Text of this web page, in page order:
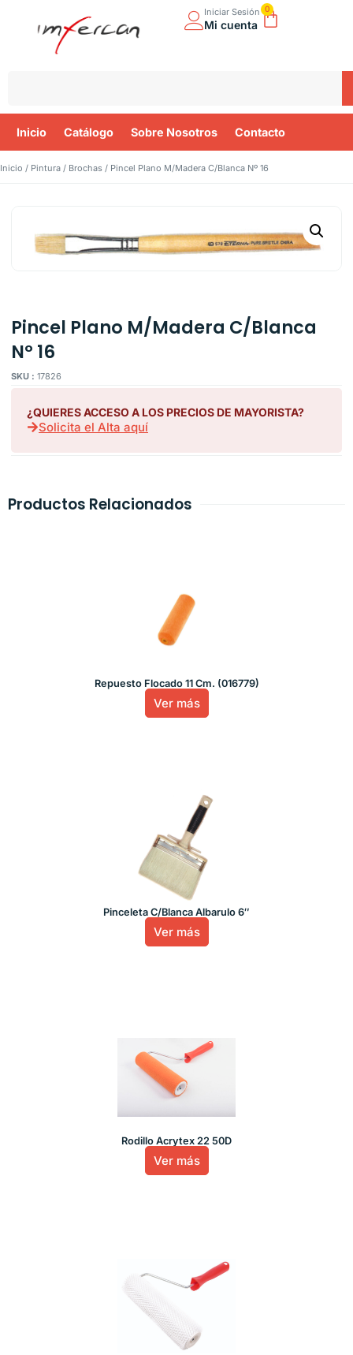
Iniciar Sesión
Mi cuenta
0
Inicio Catálogo Sobre Nosotros Contacto
Inicio / Pintura / Brochas / Pincel Plano M/Madera C/Blanca Nº 16
Pincel Plano M/Madera C/Blanca
Nº 16
SKU : 17826
¿QUIERES ACCESO A LOS PRECIOS DE MAYORISTA?
Solicita el Alta aquí
Productos Relacionados
Repuesto Flocado 11 Cm. (016779)
Ver más
Pinceleta C/Blanca Albarulo 6″
Ver más
Rodillo Acrytex 22 50D
Ver más